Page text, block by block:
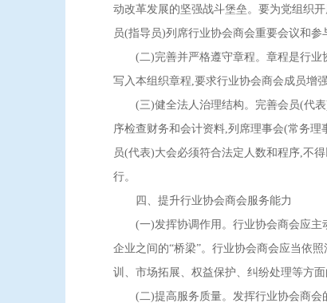
动改革发展的坚强战斗堡垒。要为党组织
员(指导员)列席行业协会商会重要会议和参
(二)完善并严格遵守章程。章程是行业协
写入本组织章程,要求行业协会商会成员增
(三)健全法人治理结构。完善会员(代表)
序检查财务和会计资料,列席理事会(常务
员(代表)大会必须符合法定人数和程序,不
行。
四、提升行业协会商会服务能力
(一)发挥协调作用。行业协会商会应主
企业之间的“桥梁”。行业协会商会应当依
训、市场拓展、权益保护、纠纷处理等方面
(二)提高服务质量。发挥行业协会商会的